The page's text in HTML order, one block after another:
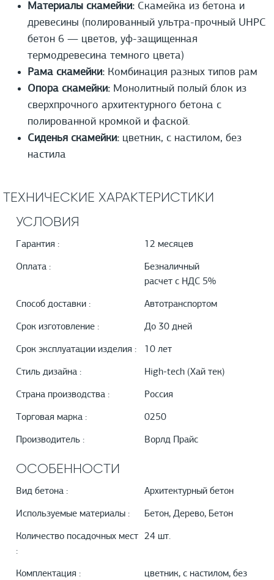
Материалы скамейки: Скамейка из бетона и
древесины (полированный ультра-прочный UHPС
бетон 6 — цветов, уф-защищенная
термодревесина темного цвета)
Рама скамейки: Комбинация разных типов рам
Опора скамейки: Монолитный полый блок из
сверхпрочного архитектурного бетона с
полированной кромкой и фаской.
Сиденья скамейки: цветник, с настилом, без
настила
ТЕХНИЧЕСКИЕ ХАРАКТЕРИСТИКИ
УСЛОВИЯ
Гарантия : 12 месяцев
Оплата :
Безналичный
расчет с НДС 5%
Способ доставки : Автотранспортом
Срок изготовление : До 30 дней
Срок эксплуатации изделия : 10 лет
Стиль дизайна : High-tech (Хай тек)
Страна производства : Россия
Торговая марка : 0250
Производитель : Ворлд Прайс
ОСОБЕННОСТИ
Вид бетона : Архитектурный бетон
Используемые материалы : Бетон, Дерево, Бетон
Количество посадочных мест
:
24 шт.
Комплектация : цветник, с настилом, без